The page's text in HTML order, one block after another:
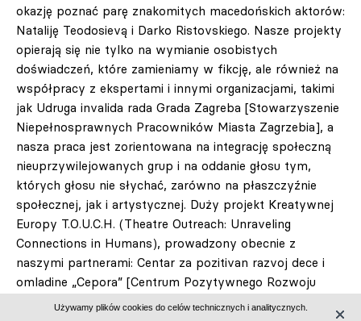
okazję poznać parę znakomitych macedońskich aktorów:
Nataliję Teodosievą i Darko Ristovskiego. Nasze projekty
opierają się nie tylko na wymianie osobistych
doświadczeń, które zamieniamy w fikcję, ale również na
współpracy z ekspertami i innymi organizacjami, takimi
jak Udruga invalida rada Grada Zagreba [Stowarzyszenie
Niepełnosprawnych Pracowników Miasta Zagrzebia], a
nasza praca jest zorientowana na integrację społeczną
nieuprzywilejowanych grup i na oddanie głosu tym,
których głosu nie słychać, zarówno na płaszczyźnie
społecznej, jak i artystycznej. Duży projekt Kreatywnej
Europy T.O.U.C.H. (Theatre Outreach: Unraveling
Connections in Humans), prowadzony obecnie z
naszymi partnerami: Centar za pozitivan razvoj dece i
omladine „Cepora” [Centrum Pozytywnego Rozwoju
Dzieci i Młodzieży „Cepora”] z Serbii i Associazione
Używamy plików cookies do celów technicznych i analitycznych.